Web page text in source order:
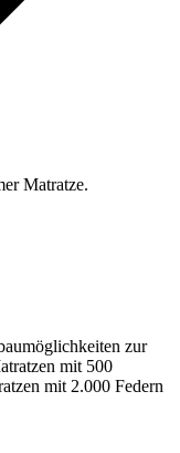
Matratze.
zur
mit 500
mit 2.000 Federn